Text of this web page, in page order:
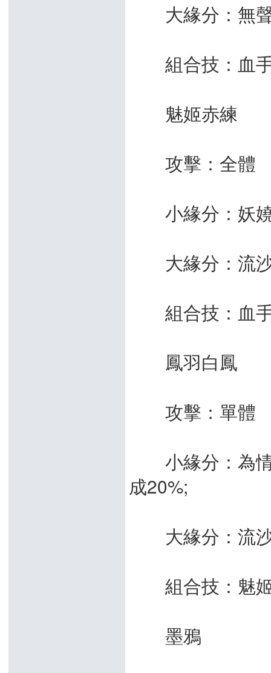
大緣分：無聲
組合技：血
魅姬赤練
攻擊：全體
小緣分：妖嬈
大緣分：流沙
組合技：血
鳳羽白鳳
攻擊：單體
小緣分：為情
成20%;
大緣分：流沙
組合技：魅
墨鴉